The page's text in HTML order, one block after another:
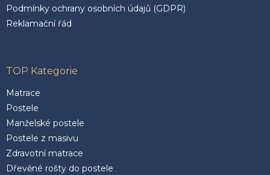
Podmínky ochrany osobních údajů (GDPR)
Reklamační řád
TOP Kategorie
Matrace
Postele
Manželské postele
Postele z masivu
Zdravotní matrace
Dřevěné rošty do postele